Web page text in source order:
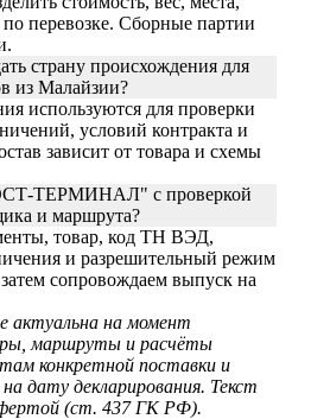
перевозке. Сборные партии
страну происхождения для
из Малайзии?
используются для проверки
условий контракта и
зависит от товара и схемы
ТЕРМИНАЛ" с проверкой
и маршрута?
товар, код ТН ВЭД,
и разрешительный режим
сопровождаем выпуск на
актуальна на момент
маршруты и расчёты
конкретной поставки и
дату декларирования. Текст
(ст. 437 ГК РФ).